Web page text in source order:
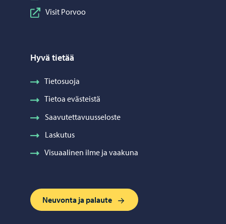
Visit Porvoo
Hyvä tietää
Tietosuoja
Tietoa evästeistä
Saavutettavuusseloste
Laskutus
Visuaalinen ilme ja vaakuna
Neuvonta ja palaute